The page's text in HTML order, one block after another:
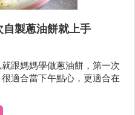
製蔥油餅就上手
跟媽媽學做蔥油餅，第一次
適合當下午點心，更適合在